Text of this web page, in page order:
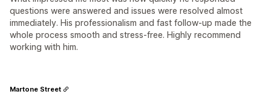
questions were answered and issues were resolved almost
immediately. His professionalism and fast follow-up made the
whole process smooth and stress-free. Highly recommend
working with him.
Martone Street